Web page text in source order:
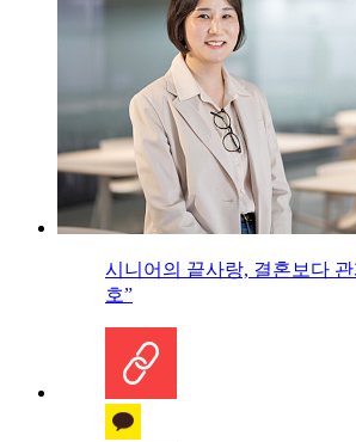
시니어의 끝사랑, 결혼보다
호”